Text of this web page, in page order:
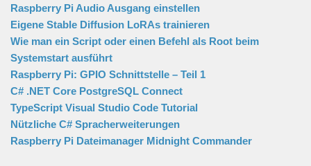
Raspberry Pi Audio Ausgang einstellen
Eigene Stable Diffusion LoRAs trainieren
Wie man ein Script oder einen Befehl als Root beim
Systemstart ausführt
Raspberry Pi: GPIO Schnittstelle – Teil 1
C# .NET Core PostgreSQL Connect
TypeScript Visual Studio Code Tutorial
Nützliche C# Spracherweiterungen
Raspberry Pi Dateimanager Midnight Commander